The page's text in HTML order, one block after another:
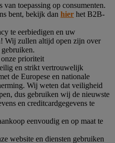
toepassing op consumenten.
bent, bekijk dan hier het B2B-
te eerbiedigen en uw
Wij zullen altijd open zijn over
prioriteit
en strikt vertrouwelijk
de Europese en nationale
Wij weten dat veiligheid
dus gebruiken wij de nieuwste
en creditcardgegevens te
eenvoudig en op maat te
website en diensten gebruiken